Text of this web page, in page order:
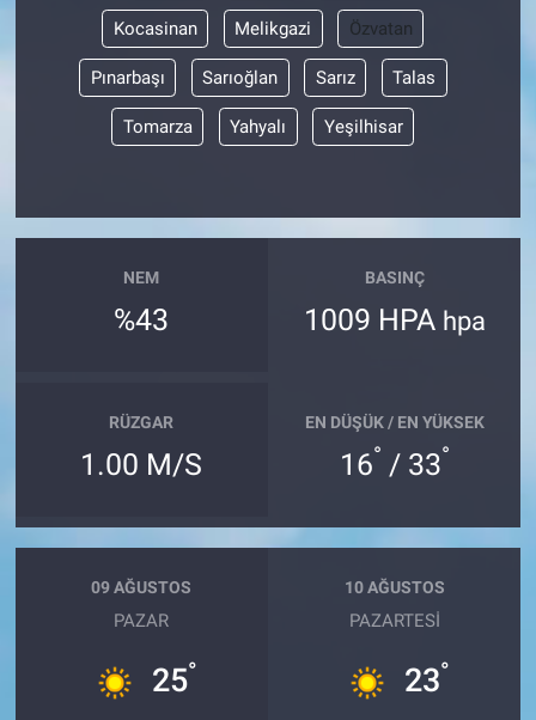
Kocasinan Melikgazi Özvatan
Pınarbaşı Sarıoğlan Sarız Talas
Tomarza Yahyalı Yeşilhisar
NEM
%43
BASINÇ
1009 HPA hpa
RÜZGAR
1.00 M/S
EN DÜŞÜK / EN YÜKSEK
16° / 33°
09 AĞUSTOS
PAZAR
25°
10 AĞUSTOS
PAZARTESI
23°